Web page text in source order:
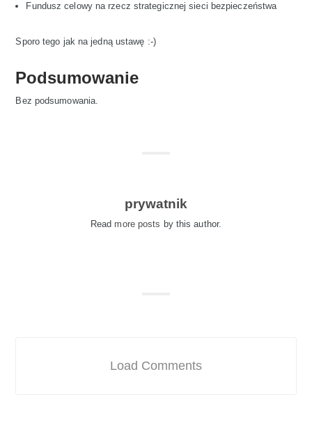
Fundusz celowy na rzecz strategicznej sieci bezpieczeństwa
Sporo tego jak na jedną ustawę :-)
Podsumowanie
Bez podsumowania.
prywatnik
Read more posts by this author.
Load Comments